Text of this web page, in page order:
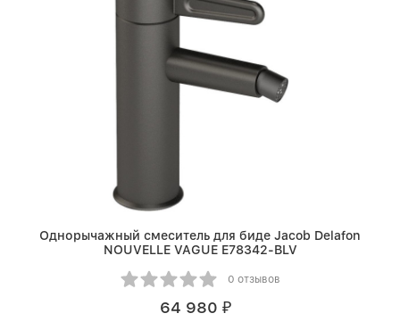
Однорычажный смеситель для биде Jacob Delafon
NOUVELLE VAGUE E78342-BLV
0 отзывов
64 980 ₽